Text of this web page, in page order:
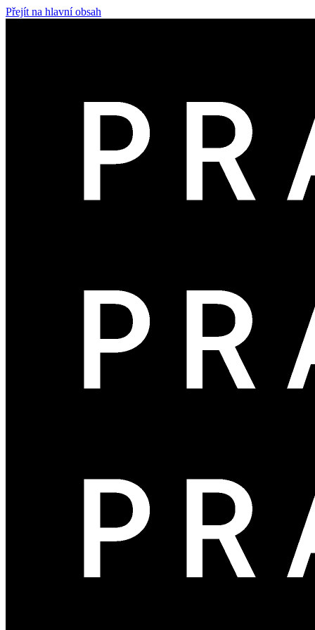
Přejít na hlavní obsah